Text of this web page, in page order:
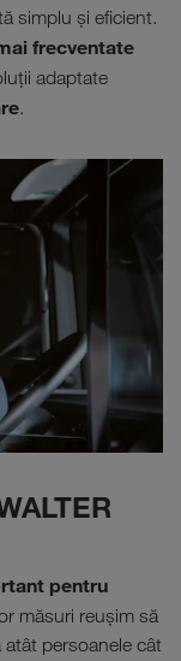
simplu şi eficient.
frecventate
adaptate
.
pentru
măsuri reuşim să
persoanele cât